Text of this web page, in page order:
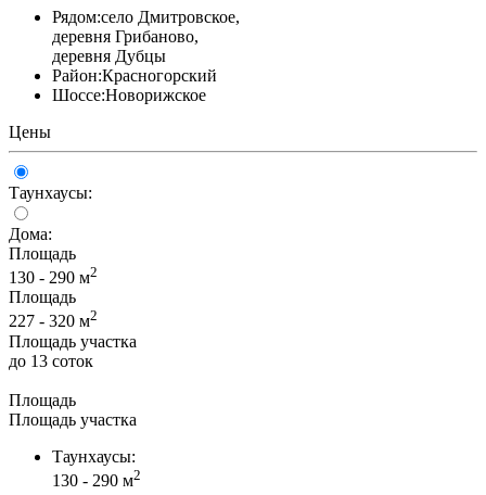
Рядом:село Дмитровское,
деревня Грибаново,
деревня Дубцы
Район:Красногорский
Шоссе:Новорижское
Цены
Таунхаусы:
Дома:
Площадь
130 - 290 м2
Площадь
227 - 320 м2
Площадь участка
до 13 соток
Площадь
Площадь участка
Таунхаусы:
130 - 290 м2